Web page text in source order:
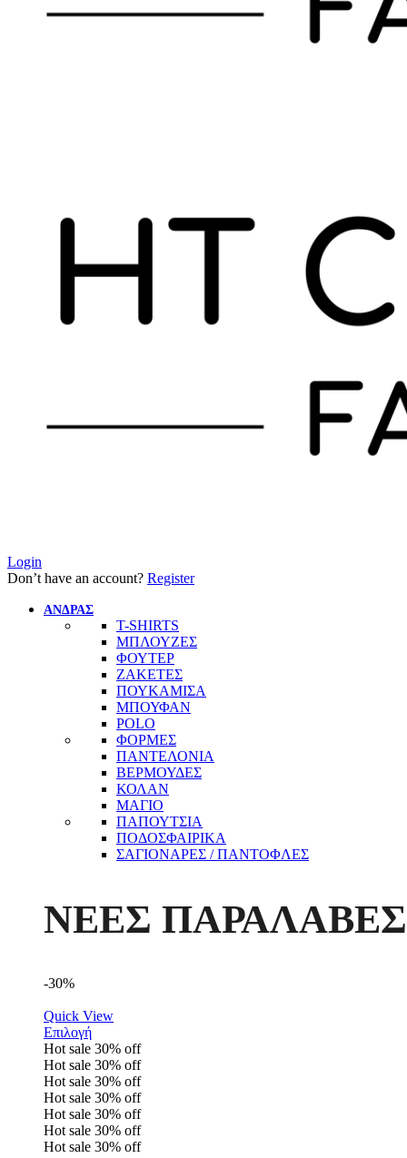
Login
Don’t have an account? Register
ΑΝΔΡΑΣ
T-SHIRTS
ΜΠΛΟΥΖΕΣ
ΦΟΥΤΕΡ
ΖΑΚΕΤΕΣ
ΠΟΥΚΑΜΙΣΑ
ΜΠΟΥΦΑΝ
POLO
ΦΟΡΜΕΣ
ΠΑΝΤΕΛΟΝΙΑ
ΒΕΡΜΟΥΔΕΣ
ΚΟΛΑΝ
ΜΑΓΙΟ
ΠΑΠΟΥΤΣΙΑ
ΠΟΔΟΣΦΑΙΡΙΚΑ
ΣΑΓΙΟΝΑΡΕΣ / ΠΑΝΤΟΦΛΕΣ
ΝΕΕΣ ΠΑΡΑΛΑΒΕΣ
-30%
Quick View
Επιλογή
Hot sale 30% off
Hot sale 30% off
Hot sale 30% off
Hot sale 30% off
Hot sale 30% off
Hot sale 30% off
Hot sale 30% off